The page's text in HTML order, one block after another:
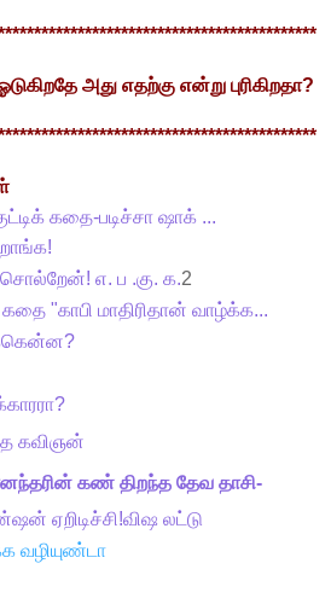
அது எதற்கு என்று புரிகிறதா?
கதை-படிச்சா ஷாக் ...
சொல்றேன்! எ. ப .கு. க.2
கதை "காபி மாதிரிதான் வாழ்க்க...
கவிஞன்
கண் திறந்த தேவ தாசி-
ஏறிடிச்சி!விஷ லட்டு
வழியுண்டா